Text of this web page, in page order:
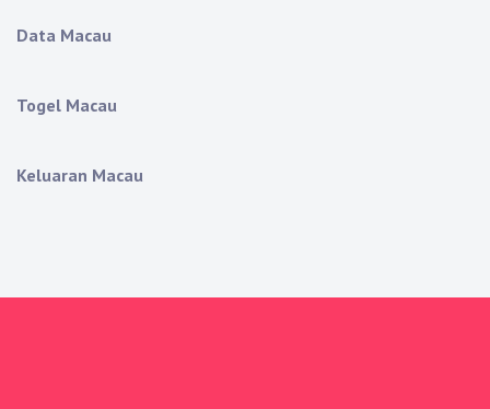
Data Macau
Togel Macau
Keluaran Macau